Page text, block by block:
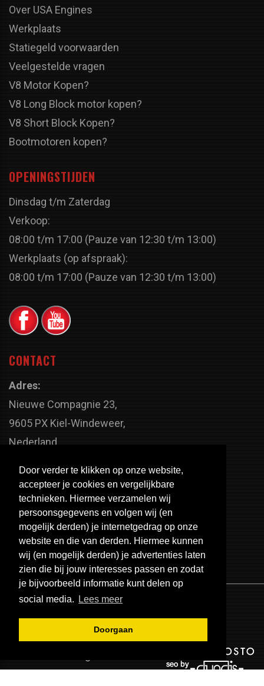
Door verder te klikken op onze website,
accepteer je cookies en vergelijkbare
technieken. Hiermee verzamelen wij
persoonsgegevens en volgen wij (en
mogelijk derden) je internetgedrag op onze
website en die van derden. Hiermee kunnen
wij (en mogelijk derden) je advertenties laten
zien die bij jouw interesses passen en zodat
je bijvoorbeeld informatie kunt delen op
social media.
Lees meer
Doorgaan
Over USA Engines
Werkplaats
Statiegeld voorwaarden
Veelgestelde vragen
V8 Motor Kopen?
V8 Long Block motor kopen?
V8 Short Block Kopen?
Bootmotoren kopen?
OPENINGSTIJDEN
Dinsdag t/m Zaterdag
Verkoop:
08:00 t/m 17:00 (Pauze van 12:30 t/m 13:00)
Werkplaats (op afspraak):
08:00 t/m 17:00 (Pauze van 12:30 t/m 13:00)
CONTACT
Adres:
Nieuwe Compagnie 23,
9605 PX Kiel-Windeweer,
Nederland
+31 598 - 320 402
Telefoonnummer:
+31 598 - 350 330
Email:
info@usa-engines.com